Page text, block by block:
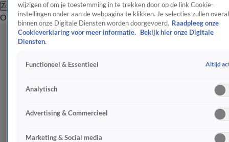
Zoeken
OverzichtEntertainmentSpraakmakendRealityCrimeVideo's
wijzigen of om je toestemming in te trekken door op de link Cookie-
instellingen onder aan de webpagina te klikken. Je selecties zullen overal
binnen onze Digitale Diensten worden doorgevoerd. Raadpleeg onze
Cookieverklaring voor meer informatie.
Bekijk hier onze Digitale
Diensten.
Functioneel & Essentieel Altijd
Analytisch
Advertising & Commercieel
Marketing & Social media